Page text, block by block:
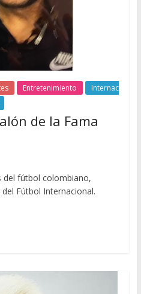
Entretenimiento
Internac
de la Fama
del fútbol colombiano,
Fútbol Internacional.